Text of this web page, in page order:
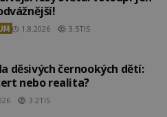
1.8.2026 3.5TIS
děsivých černookých dětí:
nebo realita?
3.2TIS